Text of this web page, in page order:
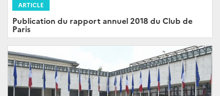
ARTICLE
Publication du rapport annuel 2018 du Club de
Paris